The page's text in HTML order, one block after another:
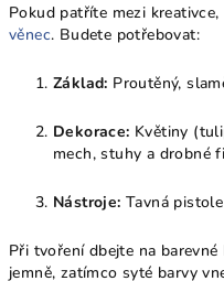
Pokud patříte mezi
věnec. Budete potřebovat:
Základ: Proutěný,
Dekorace: Květiny
mech, stuhy a drobné
Nástroje: Tavná
Při tvoření dbejte na
jemně, zatímco syté barvy